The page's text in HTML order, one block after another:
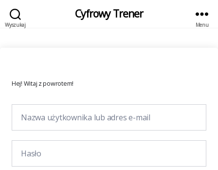
Wyszukaj
Cyfrowy Trener
Menu
Hej! Witaj z powrotem!